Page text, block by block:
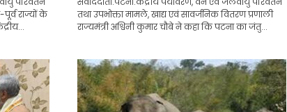
पूर्व राज्यों के
तथा उपभोक्ता मामले, खाद्य एवं सावर्जनिक वितरण प्रणाली
राज्यमंत्री अश्विनी कुमार चौबे ने कहा कि पटना का जंतु...